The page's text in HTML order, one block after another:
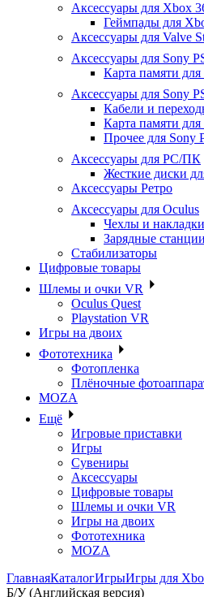
Аксессуары для Xbox
Геймпады для
Аксессуары для Valve
Аксессуары для Sony
Карта памяти
Аксессуары для Sony
Кабели и
Карта памяти для
Прочее для Sony
Аксессуары для PC/ПК
Жесткие диски
Аксессуары Ретро
Аксессуары для Oculus
Чехлы и
Зарядные
Стабилизаторы
Цифровые товары
Шлемы и очки VR
Oculus Quest
Playstation VR
Игры на двоих
Фототехника
Фотопленка
Плёночные
MOZA
Ещё
Игровые приставки
Игры
Сувениры
Аксессуары
Цифровые товары
Шлемы и очки VR
Игры на двоих
Фототехника
MOZA
ГлавнаяКаталогИгрыИгры для
Б/У (Английская версия)